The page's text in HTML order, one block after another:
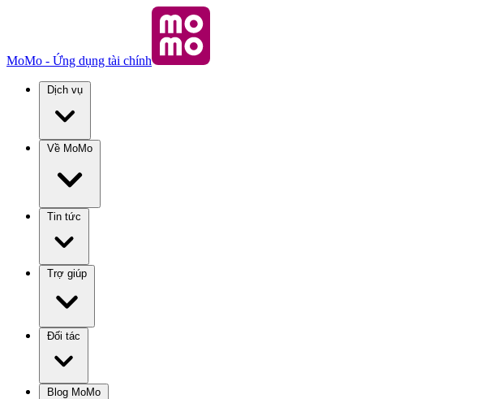
MoMo - Ứng dụng tài chính
Dịch vụ
Về MoMo
Tin tức
Trợ giúp
Đối tác
Blog MoMo